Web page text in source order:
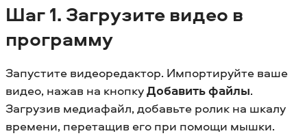
Шаг 1. Загрузите видео в
программу
Запустите видеоредактор. Импортируйте ваше
видео, нажав на кнопкуДобавить файлы.
Загрузив медиафайл, добавьте ролик на шкалу
времени, перетащив его при помощи мышки.